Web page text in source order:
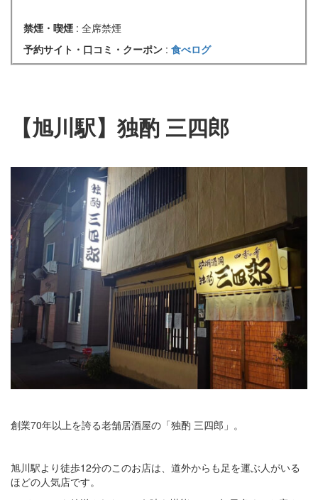
禁煙・喫煙 : 全席禁煙
予約サイト・口コミ・クーポン : 食べログ
【旭川駅】独酌 三四郎
創業70年以上を誇る老舗居酒屋の「独酌 三四郎」。
旭川駅より徒歩12分のこのお店は、道外からも足を運ぶ人がいる
ほどの人気店です。